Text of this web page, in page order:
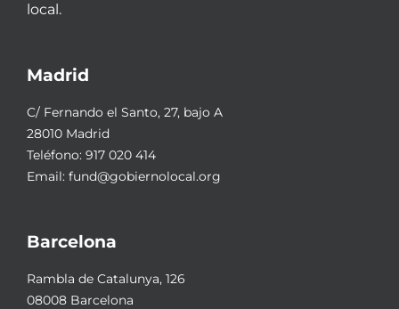
local.
Madrid
C/ Fernando el Santo, 27, bajo A
28010 Madrid
Teléfono: 917 020 414
Email: fund@gobiernolocal.org
Barcelona
Rambla de Catalunya, 126
08008 Barcelona